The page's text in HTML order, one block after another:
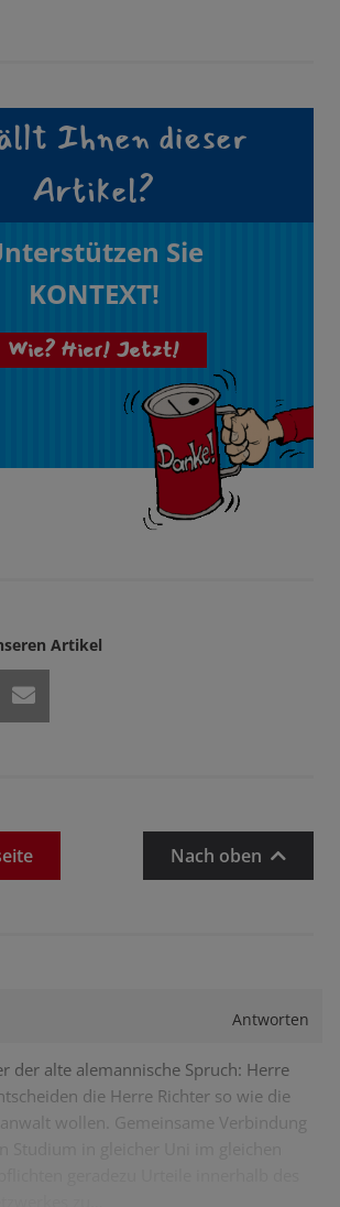
Ihnen dieser
Artikel?
Sie
KONTEXT!
Wie? Hier! Jetzt!
Artikel
Nach oben
Antworten
der alte alemannische Spruch: Herre
die Herre Richter so wie die
wollen. Gemeinsame Verbindung